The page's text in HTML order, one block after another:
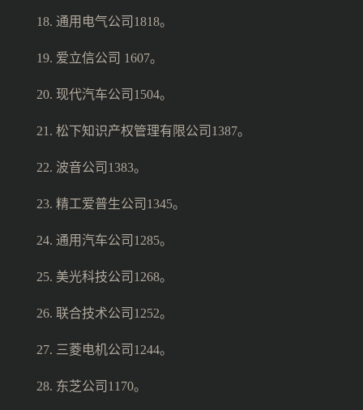
18. 通用电气公司1818。
19. 爱立信公司 1607。
20. 现代汽车公司1504。
21. 松下知识产权管理有限公司1387。
22. 波音公司1383。
23. 精工爱普生公司1345。
24. 通用汽车公司1285。
25. 美光科技公司1268。
26. 联合技术公司1252。
27. 三菱电机公司1244。
28. 东芝公司1170。